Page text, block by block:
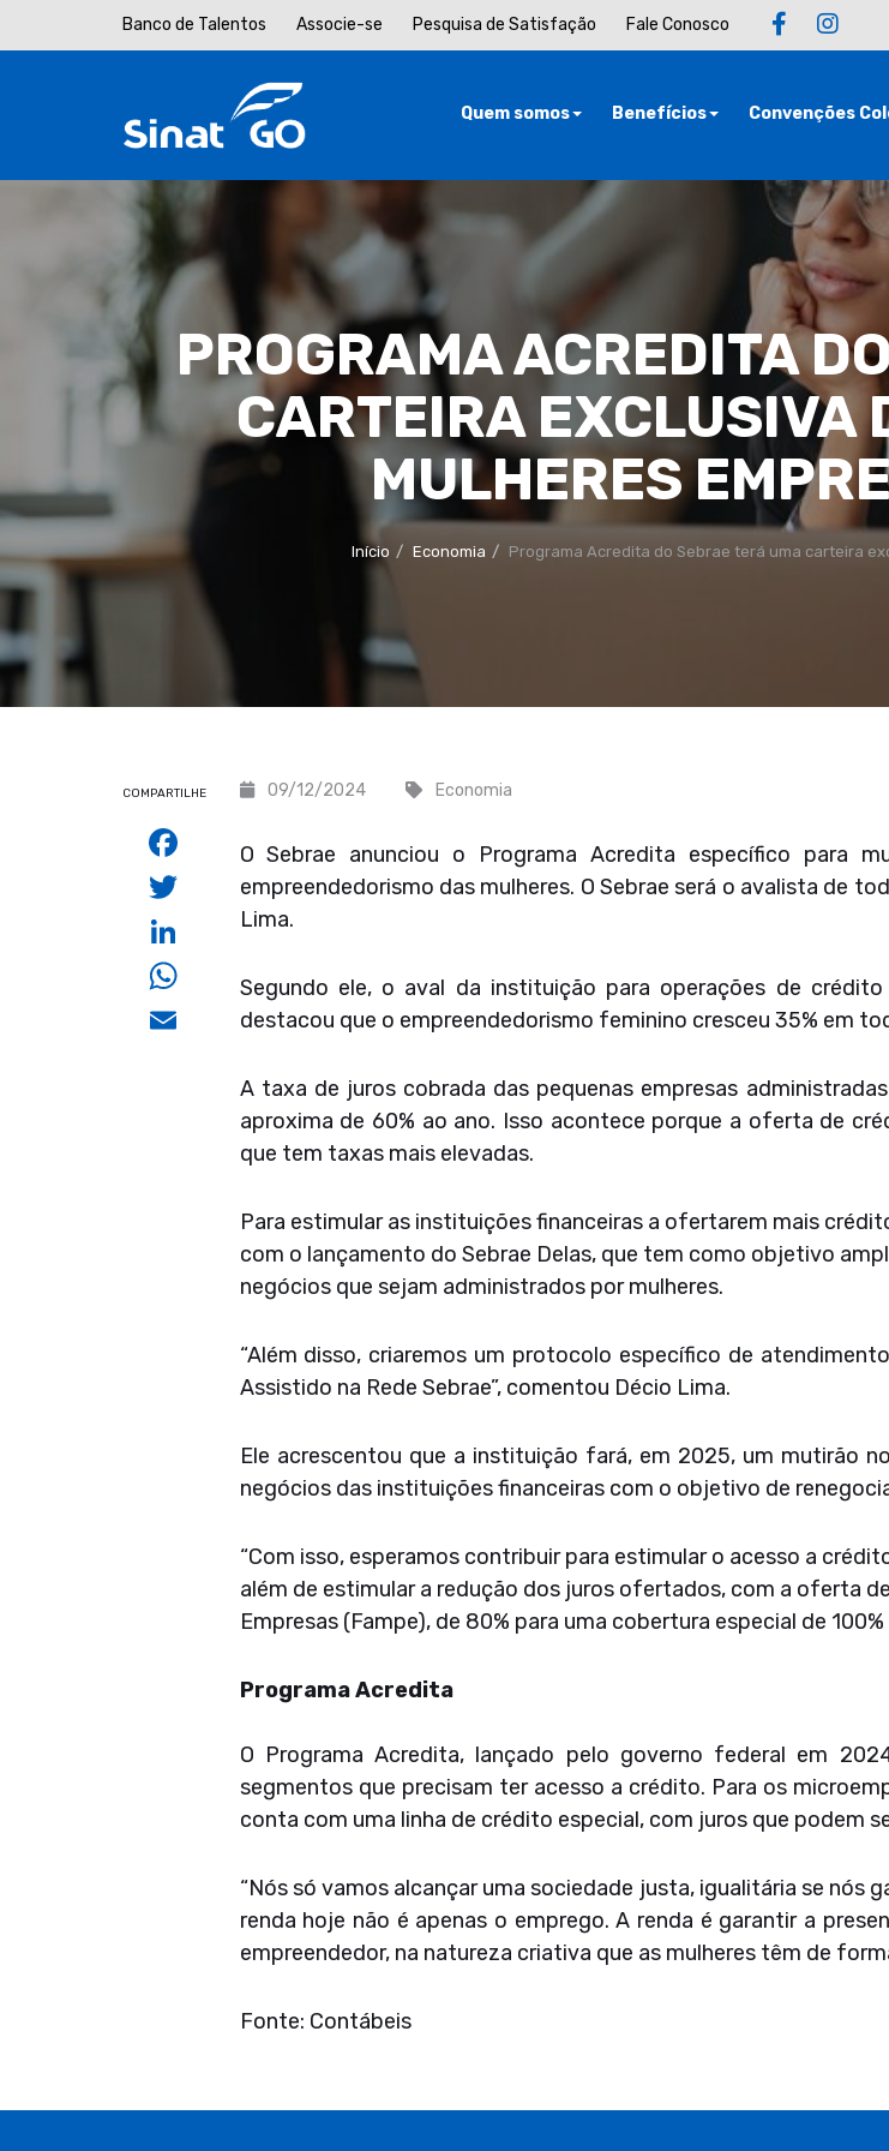
Banco de Talentos Associe-se Pesquisa de Satisfação Fale Conosco
Quem somos Benefícios Convenções
PROGRAMA ACREDITA
CARTEIRA EXCLUSIVA
MULHERES
Início Economia Programa Acredita do Sebrae terá uma carteira
09/12/2024 Economia
O Sebrae anunciou o Programa Acredita específico para
empreendedorismo das mulheres. O Sebrae será o avalista de
Lima.
Segundo ele, o aval da instituição para operações de
destacou que o empreendedorismo feminino cresceu 35% em
A taxa de juros cobrada das pequenas empresas
aproxima de 60% ao ano. Isso acontece porque a oferta de
que tem taxas mais elevadas.
Para estimular as instituições financeiras a ofertarem mais
com o lançamento do Sebrae Delas, que tem como objetivo
negócios que sejam administrados por mulheres.
“Além disso, criaremos um protocolo específico de
Assistido na Rede Sebrae”, comentou Décio Lima.
Ele acrescentou que a instituição fará, em 2025, um mutirão
negócios das instituições financeiras com o objetivo de
“Com isso, esperamos contribuir para estimular o acesso a
além de estimular a redução dos juros ofertados, com a oferta
Empresas (Fampe), de 80% para uma cobertura especial de
Programa Acredita
O Programa Acredita, lançado pelo governo federal em
segmentos que precisam ter acesso a crédito. Para os
conta com uma linha de crédito especial, com juros que podem
“Nós só vamos alcançar uma sociedade justa, igualitária se nós
renda hoje não é apenas o emprego. A renda é garantir a
empreendedor, na natureza criativa que as mulheres têm de
Fonte: Contábeis
COMPARTILHE
Facebook
Twitter
LinkedIn
WhatsApp
Email